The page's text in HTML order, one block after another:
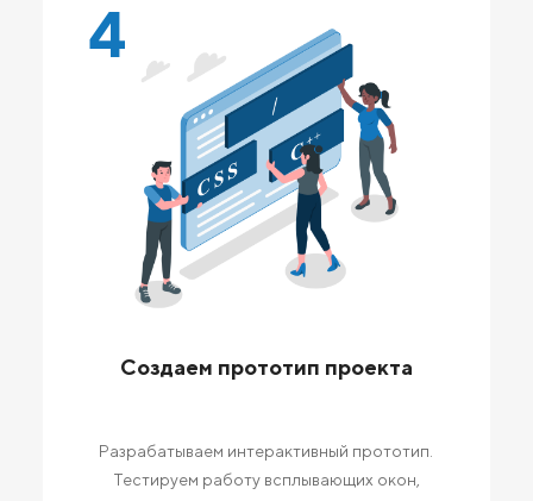
4
Создаем прототип проекта
Разрабатываем интерактивный прототип.
Тестируем работу всплывающих окон,